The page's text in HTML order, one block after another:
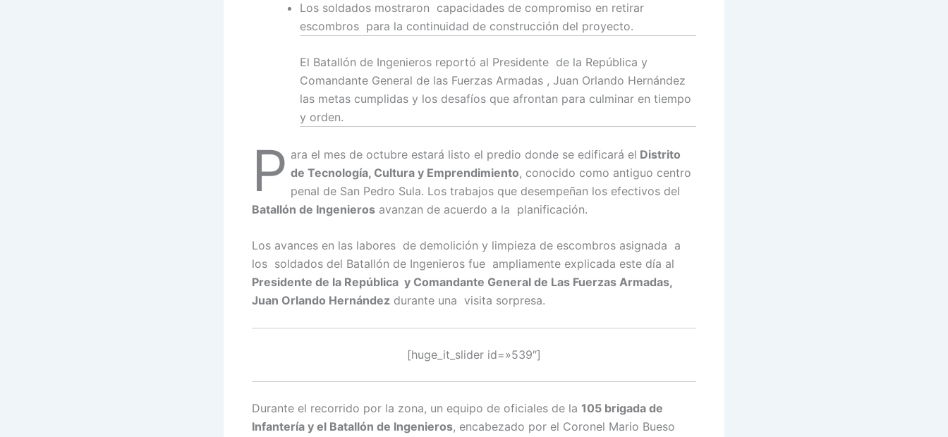
Los soldados mostraron capacidades de compromiso en retirar
escombros para la continuidad de construcción del proyecto.
El Batallón de Ingenieros reportó al Presidente de la República y
Comandante General de las Fuerzas Armadas , Juan Orlando Hernández
las metas cumplidas y los desafíos que afrontan para culminar en tiempo
y orden.
P ara el mes de octubre estará listo el predio donde se edificará el Distrito
de Tecnología, Cultura y Emprendimiento, conocido como antiguo centro
penal de San Pedro Sula. Los trabajos que desempeñan los efectivos del
Batallón de Ingenieros avanzan de acuerdo a la planificación.
Los avances en las labores de demolición y limpieza de escombros asignada a
los soldados del Batallón de Ingenieros fue ampliamente explicada este día al
Presidente de la República y Comandante General de Las Fuerzas Armadas,
Juan Orlando Hernández durante una visita sorpresa.
[huge_it_slider id=»539″]
Durante el recorrido por la zona, un equipo de oficiales de la 105 brigada de
Infantería y el Batallón de Ingenieros, encabezado por el Coronel Mario Bueso